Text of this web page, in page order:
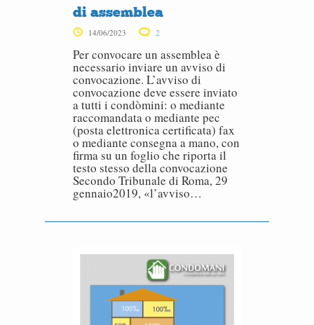
di assemblea
14/06/2023 2
Per convocare un assemblea è
necessario inviare un avviso di
convocazione. L’avviso di
convocazione deve essere inviato
a tutti i condòmini: o mediante
raccomandata o mediante pec
(posta elettronica certificata) fax
o mediante consegna a mano, con
firma su un foglio che riporta il
testo stesso della convocazione
Secondo Tribunale di Roma, 29
gennaio2019, «l’avviso…